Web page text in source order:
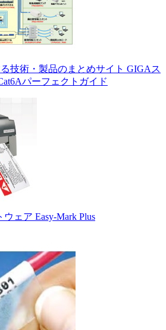
技術・製品のまとめサイト GIGAス
パーフェクトガイド
ェア Easy-Mark Plus